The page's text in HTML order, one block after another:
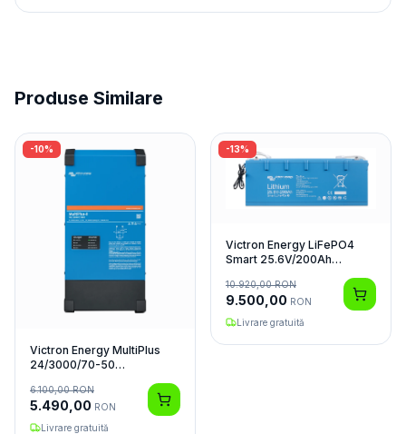
Produse Similare
-10%
Victron Energy MultiPlus
24/3000/70-50
6.100,00RON
5.490,00 RON
Livrare gratuită
-13%
Victron Energy LiFePO4
Smart 25.6V/200Ah
10.920,00RON
9.500,00 RON
Livrare gratuită